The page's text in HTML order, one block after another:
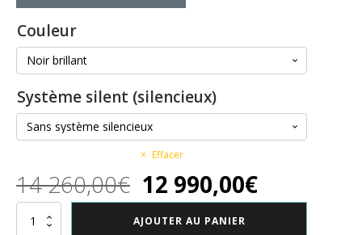
Couleur
Système silent (silencieux)
Effacer
14 260,00€
Le
prix
12 990,00€
Le
prix
quantité
AJOUTER AU PANIER